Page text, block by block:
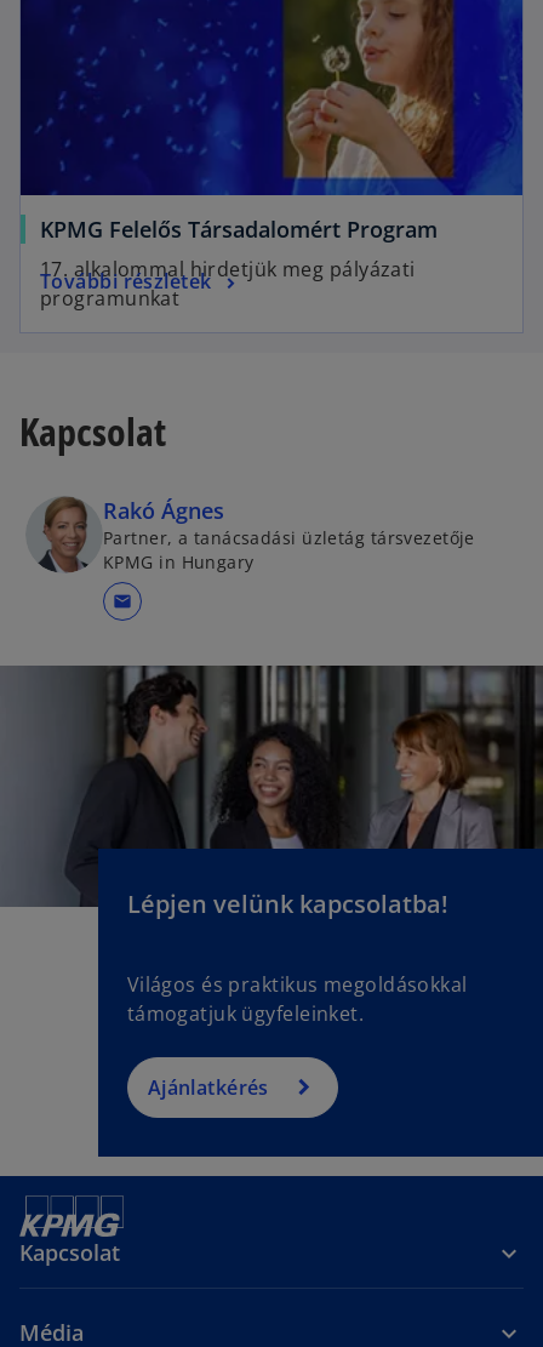
KPMG Felelős Társadalomért Program
17. alkalommal hirdetjük meg pályázati
programunkat
További részletek
Kapcsolat
Rakó Ágnes
Partner, a tanácsadási üzletág társvezetője
KPMG in Hungary
mail
Lépjen velünk kapcsolatba!
Világos és praktikus megoldásokkal
támogatjuk ügyfeleinket.
Ajánlatkérés
Kapcsolat
Média